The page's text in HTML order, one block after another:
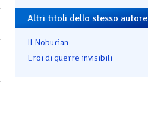
Altri titoli dello stesso autore
Il Noburian
Eroi di guerre invisibili